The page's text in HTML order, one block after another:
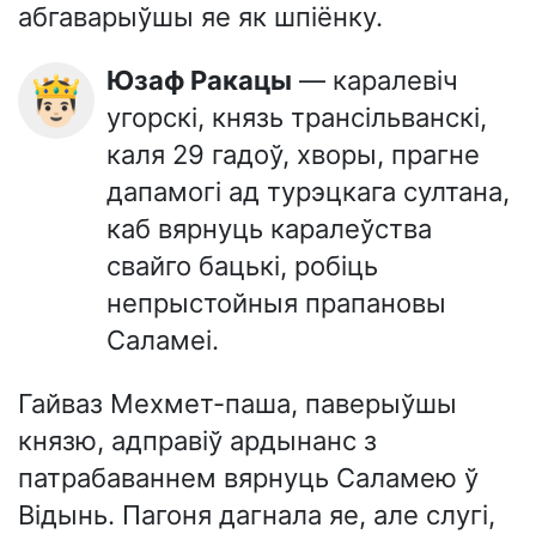
абгаварыўшы яе як шпіёнку.
🤴🏻 Юзаф Ракацы — каралевіч
угорскі, князь трансільванскі,
каля 29 гадоў, хворы, прагне
дапамогі ад турэцкага султана,
каб вярнуць каралеўства
свайго бацькі, робіць
непрыстойныя прапановы
Саламеі.
Гайваз Мехмет-паша, паверыўшы
князю, адправіў ардынанс з
патрабаваннем вярнуць Саламею ў
Відынь. Пагоня дагнала яе, але слугі,